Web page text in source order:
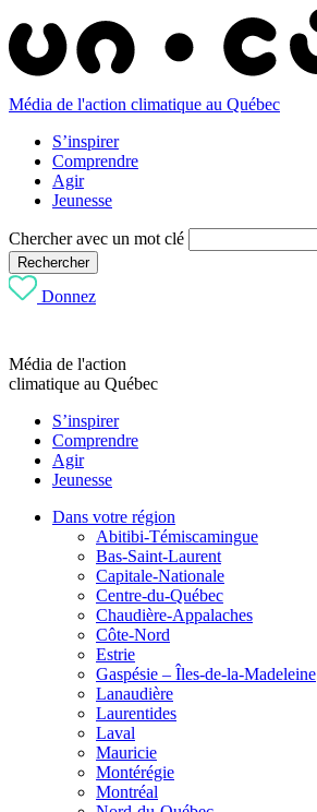
Média de l'action climatique au Québec
S’inspirer
Comprendre
Agir
Jeunesse
Chercher avec un mot clé
Rechercher
Donnez
Média de l'action
climatique au Québec
S’inspirer
Comprendre
Agir
Jeunesse
Dans votre région
Abitibi-Témiscamingue
Bas-Saint-Laurent
Capitale-Nationale
Centre-du-Québec
Chaudière-Appalaches
Côte-Nord
Estrie
Gaspésie – Îles-de-la-Madeleine
Lanaudière
Laurentides
Laval
Mauricie
Montérégie
Montréal